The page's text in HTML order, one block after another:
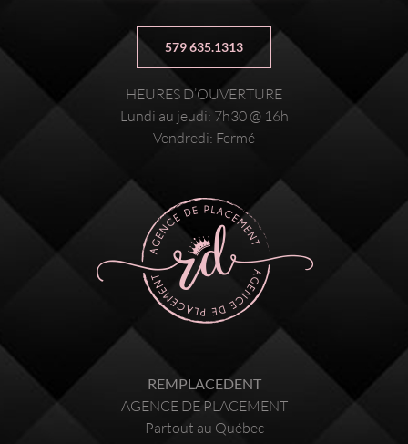
579 635.1313
HEURES D’OUVERTURE
Lundi au jeudi: 7h30 @ 16h
Vendredi: Fermé
REMPLACEDENT
AGENCE DE PLACEMENT
Partout au Québec